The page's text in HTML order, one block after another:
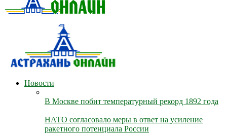
Новости
В Москве побит температурный рекорд 1892 года
НАТО согласовало меры в ответ на усиление
ракетного потенциала России